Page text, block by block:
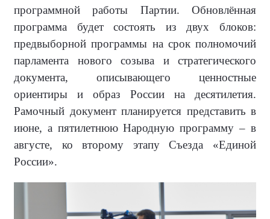
программной работы Партии. Обновлённая
программа будет состоять из двух блоков:
предвыборной программы на срок полномочий
парламента нового созыва и стратегического
документа, описывающего ценностные
ориентиры и образ России на десятилетия.
Рамочный документ планируется представить в
июне, а пятилетнюю Народную программу – в
августе, ко второму этапу Съезда «Единой
России».